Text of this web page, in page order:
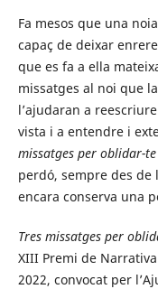
Fa mesos que una
capaç de deixar
que es fa a ella
missatges al noi que
l’ajudaran a
vista i a entendre i
missatges per oblidar-te
perdó, sempre des
encara conserva una
Tres missatges per
XIII Premi de
2022, convocat per